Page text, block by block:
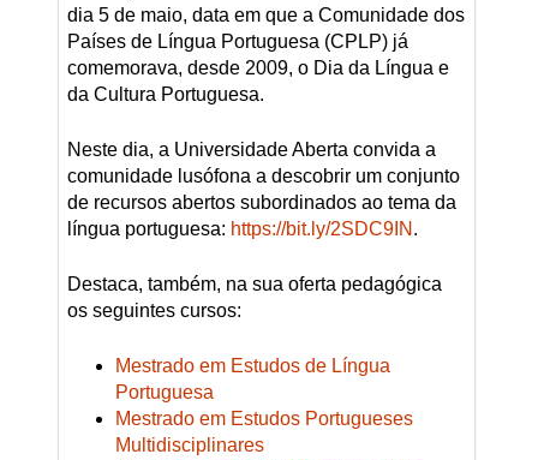
dia 5 de maio, data em que a Comunidade dos
Países de Língua Portuguesa (CPLP) já
comemorava, desde 2009, o Dia da Língua e
da Cultura Portuguesa.
Neste dia, a Universidade Aberta convida a
comunidade lusófona a descobrir um conjunto
de recursos abertos subordinados ao tema da
língua portuguesa: https://bit.ly/2SDC9IN .
Destaca, também, na sua oferta pedagógica
os seguintes cursos:
Mestrado em Estudos de Língua
Portuguesa
Mestrado em Estudos Portugueses
Multidisciplinares